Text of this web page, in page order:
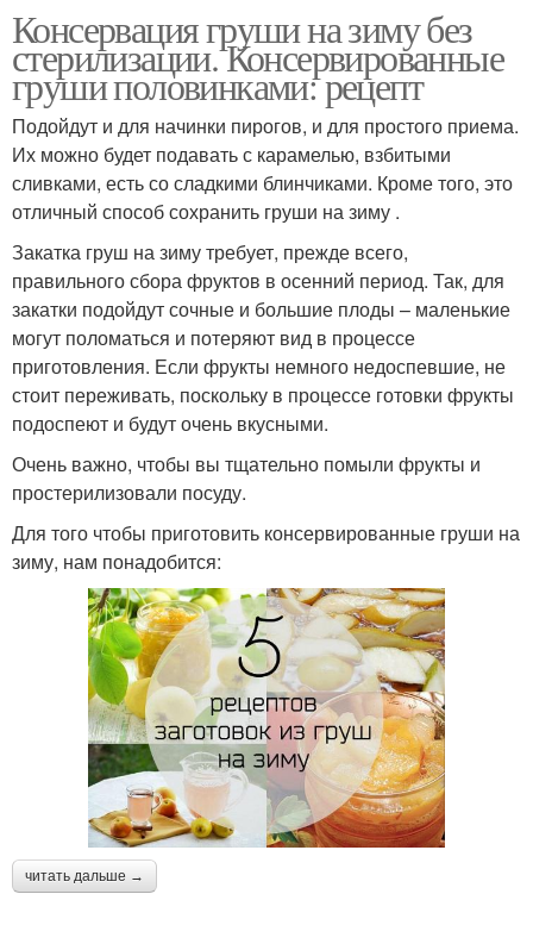
Консервация груши на зиму без
стерилизации. Консервированные
груши половинками: рецепт
Подойдут и для начинки пирогов, и для простого приема.
Их можно будет подавать с карамелью, взбитыми
сливками, есть со сладкими блинчиками. Кроме того, это
отличный способ сохранить груши на зиму .
Закатка груш на зиму требует, прежде всего,
правильного сбора фруктов в осенний период. Так, для
закатки подойдут сочные и большие плоды – маленькие
могут поломаться и потеряют вид в процессе
приготовления. Если фрукты немного недоспевшие, не
стоит переживать, поскольку в процессе готовки фрукты
подоспеют и будут очень вкусными.
Очень важно, чтобы вы тщательно помыли фрукты и
простерилизовали посуду.
Для того чтобы приготовить консервированные груши на
зиму, нам понадобится:
читать дальше →